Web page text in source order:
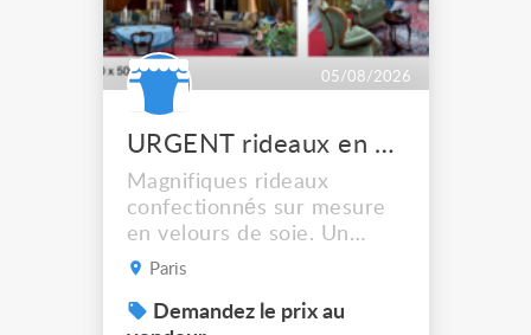
05/08/2026
URGENT rideaux en velours de soie
Magnifiques rideaux
confectionnés sur mesure
en velours de soie. Un
cadre de scène rouge, un
Cf dossier en photos. À
Paris
Demandez le prix au